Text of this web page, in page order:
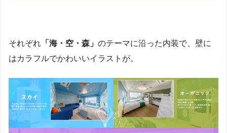
それぞれ 「海・空・森」 のテーマに沿った内装で、壁に
はカラフルでかわいいイラストが。